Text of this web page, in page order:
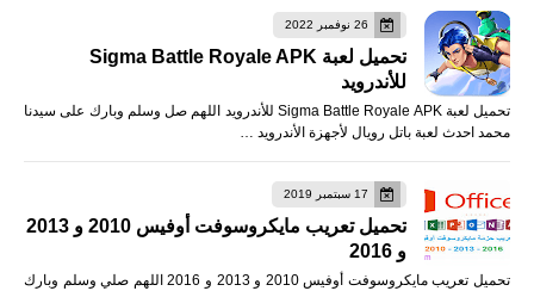
26 نوفمبر 2022
تحميل لعبة Sigma Battle Royale APK
للأندرويد
تحميل لعبة Sigma Battle Royale APK للأندرويد اللهم صل وسلم وبارك على سيدنا
محمد احدث لعبة باتل رويال لأجهزة الأندرويد …
17 سبتمبر 2019
تحميل تعريب مايكروسوفت أوفيس 2010 و 2013
و 2016
تحميل تعريب مايكروسوفت أوفيس 2010 و 2013 و 2016 اللهم صلي وسلم وبارك